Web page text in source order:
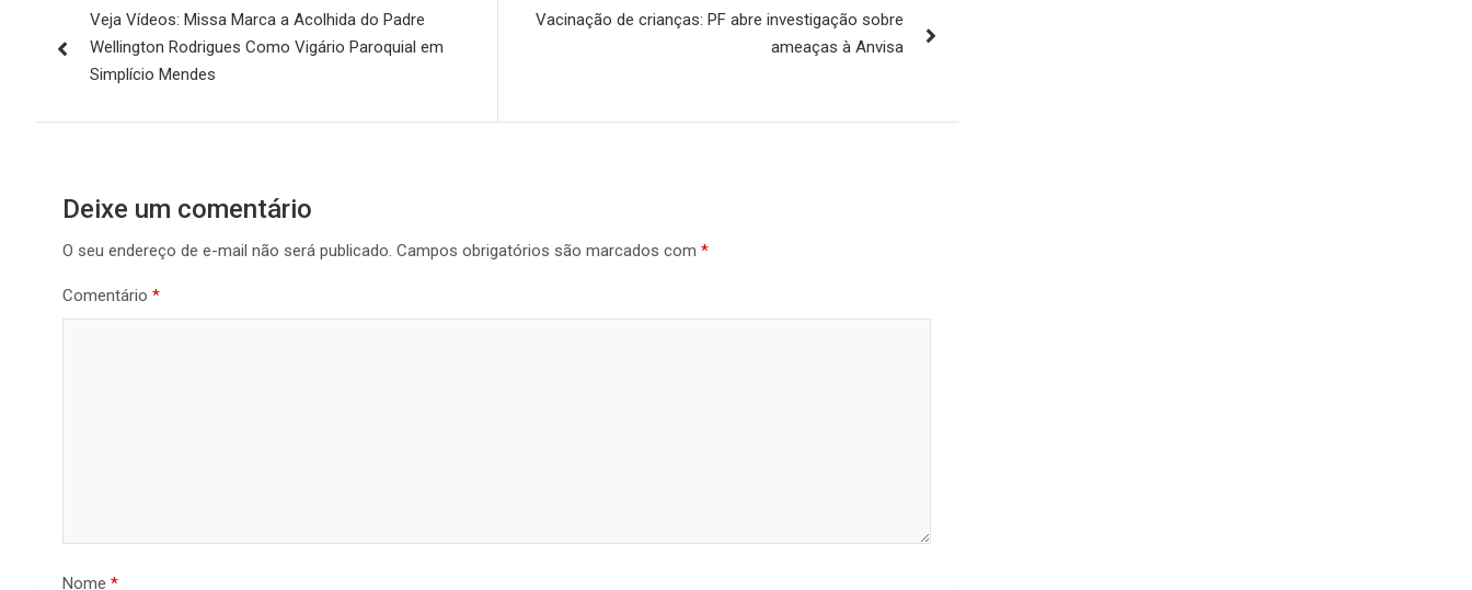
de
Post
Veja Vídeos: Missa Marca a Acolhida do Padre
Wellington Rodrigues Como Vigário Paroquial em
Simplício Mendes
Vacinação de crianças: PF abre investigação sobre
ameaças à Anvisa
Deixe um comentário
O seu endereço de e-mail não será publicado. Campos obrigatórios são marcados com *
Comentário *
Nome *